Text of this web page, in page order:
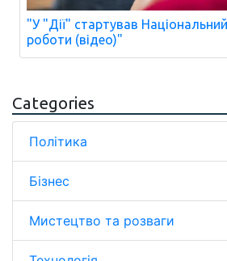
"У "Дії" стартував
роботи (відео)"
Categories
Політика
Бізнес
Мистецтво та розваги